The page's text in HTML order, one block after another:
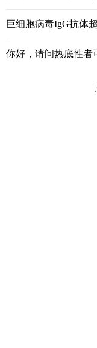
巨细胞病毒IgG抗体
你好，请问热底性者